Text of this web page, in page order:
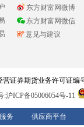
东方财富网微博
东方财富网微信
意见与建议
证券期货业务许可证编
:沪ICP备05006054号-11
务 供应商平台